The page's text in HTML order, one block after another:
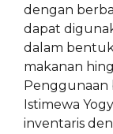
dengan
dapat
dalam
makanan
Penggunaan
Istimewa
inventaris